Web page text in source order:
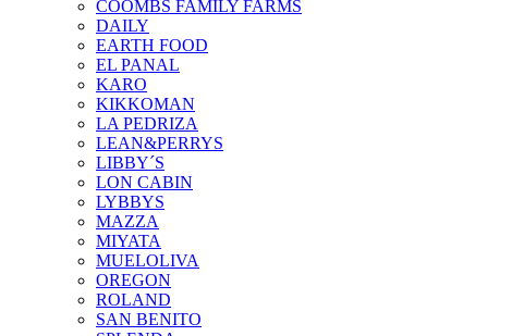
COOMBS FAMILY FARMS
DAILY
EARTH FOOD
EL PANAL
KARO
KIKKOMAN
LA PEDRIZA
LEAN&PERRYS
LIBBY´S
LON CABIN
LYBBYS
MAZZA
MIYATA
MUELOLIVA
OREGON
ROLAND
SAN BENITO